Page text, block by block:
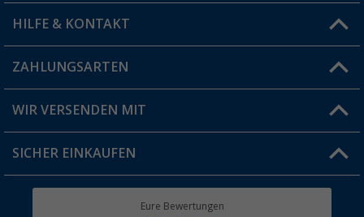
Vorteilskarte
Blog
Jobs & Karriere
HILFE & KONTAKT
FAQ & Kontakt
Versandinformationen
Rücksendung
ZAHLUNGSARTEN
WIR VERSENDEN MIT
SICHER EINKAUFEN
Eure Bewertungen